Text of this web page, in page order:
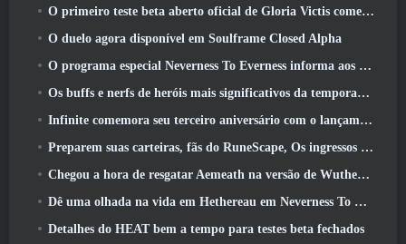
O primeiro teste beta aberto oficial de Gloria Victis começa hoje
O duelo agora disponível em Soulframe Closed Alpha
O programa especial Neverness To Everness informa aos jogadores o que esperar dos lançamentos
Os buffs e nerfs de heróis mais significativos da temporada 7.5
Infinite comemora seu terceiro aniversário com o lançamento do SS12 Lunaria hoje
Preparem suas carteiras, fãs do RuneScape, Os ingressos para o RuneFest estão prestes a ser colocados à venda
Chegou a hora de resgatar Aemeath na versão de Wuthering Waves 3.3 Atualizar
Dê uma olhada na vida em Hethereau em Neverness To Everness, vídeo de pré-visualização do jogo de lançamento
Detalhes do HEAT bem a tempo para testes beta fechados